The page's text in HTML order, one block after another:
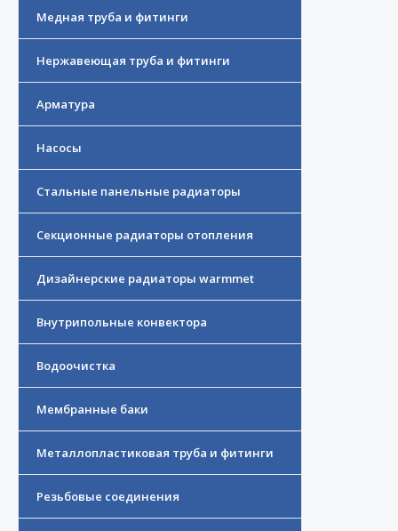
Медная труба и фитинги
Нержавеющая труба и фитинги
Арматура
Насосы
Стальные панельные радиаторы
Секционные радиаторы отопления
Дизайнерские радиаторы warmmet
Внутрипольные конвектора
Водоочистка
Мембранные баки
Металлопластиковая труба и фитинги
Резьбовые соединения